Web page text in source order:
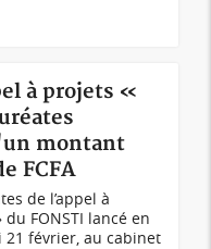
à projets «
montant
FCFA
de l’appel à
FONSTI lancé en
21 février, au cabinet